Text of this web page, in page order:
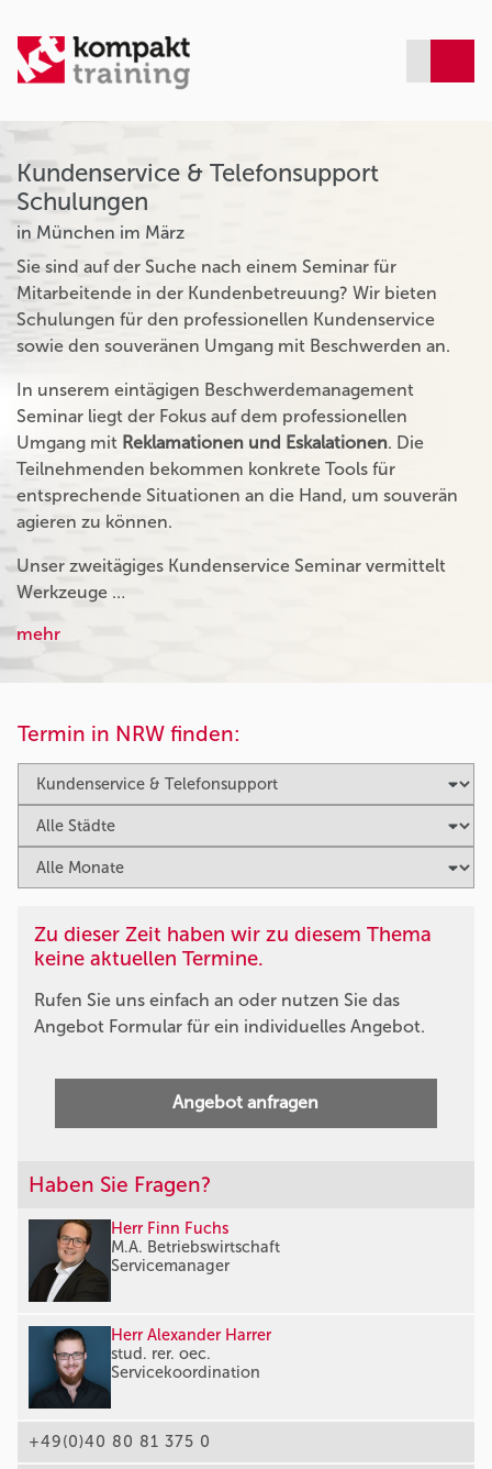
Kundenservice & Telefonsupport
Schulungen
in München im März
Sie sind auf der Suche nach einem Seminar für
Mitarbeitende in der Kundenbetreuung? Wir bieten
Schulungen für den professionellen Kundenservice
sowie den souveränen Umgang mit Beschwerden an.
In unserem eintägigen Beschwerdemanagement
Seminar liegt der Fokus auf dem professionellen
Umgang mit Reklamationen und Eskalationen. Die
Teilnehmenden bekommen konkrete Tools für
entsprechende Situationen an die Hand, um souverän
agieren zu können.
Unser zweitägiges Kundenservice Seminar vermittelt
Werkzeuge …
mehr
Termin in NRW finden:
Zu dieser Zeit haben wir zu diesem Thema
keine aktuellen Termine.
Rufen Sie uns einfach an oder nutzen Sie das
Angebot Formular für ein individuelles Angebot.
Angebot anfragen
Haben Sie Fragen?
Herr Finn Fuchs
M.A. Betriebswirtschaft
Servicemanager
Herr Alexander Harrer
stud. rer. oec.
Servicekoordination
+49(0)40 80 81 375 0